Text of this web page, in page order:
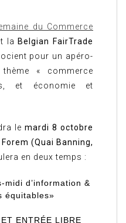
du Commerce
la Belgian FairTrade
pour un apéro-
« commerce
et économie et
le mardi 8 octobre
Forem (Quai Banning,
en deux temps :
d’information &
équitables»
ENTRÉE LIBRE